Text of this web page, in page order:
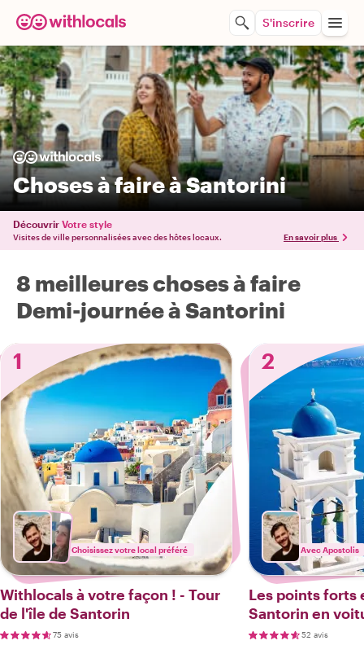
S'inscrire
Choses à faire à Santorini
Découvrir Votre style
Visites de ville personnalisées avec des hôtes locaux. En savoir plus
8 meilleures choses à faire
Demi-journée à Santorini
1
Choisissez votre local préféré
Withlocals à votre façon ! - Tour
de l'île de Santorin
75 avis
2
Avec Apostolis
Les points forts
Santorin en
52 avis